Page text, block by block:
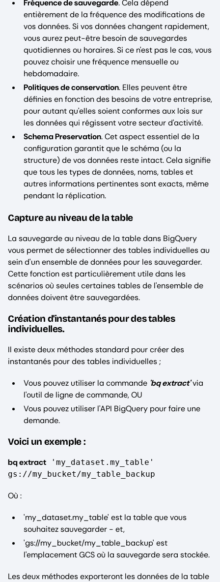
Fréquence de sauvegarde. Cela dépend
entièrement de la fréquence des modifications de
vos données. Si vos données changent rapidement,
vous aurez peut-être besoin de sauvegardes
quotidiennes ou horaires. Si ce n'est pas le cas, vous
pouvez choisir une fréquence mensuelle ou
hebdomadaire.
Politiques de conservation. Elles peuvent être
définies en fonction des besoins de votre entreprise,
pour autant qu'elles soient conformes aux lois sur
les données qui régissent votre secteur d'activité.
Schema Preservation. Cet aspect essentiel de la
configuration garantit que le schéma (ou la
structure) de vos données reste intact. Cela signifie
que tous les types de données, noms, tables et
autres informations pertinentes sont exacts, même
pendant la réplication.
Capture au niveau de la table
La sauvegarde au niveau de la table dans BigQuery
vous permet de sélectionner des tables individuelles au
sein d'un ensemble de données pour les sauvegarder.
Cette fonction est particulièrement utile dans les
scénarios où seules certaines tables de l'ensemble de
données doivent être sauvegardées.
Création d'instantanés pour des tables
individuelles.
Il existe deux méthodes standard pour créer des
instantanés pour des tables individuelles ;
Vous pouvez utiliser la commande 'bq extract'via
l'outil de ligne de commande, OU
Vous pouvez utiliser l'API BigQuery pour faire une
demande.
Voici un exemple :
bq extract 'my_dataset.my_table'
gs://my_bucket/my_table_backup
Où :
'my_dataset.my_table' est la table que vous
souhaitez sauvegarder - et,
'gs://my_bucket/my_table_backup' est
l'emplacement GCS où la sauvegarde sera stockée.
Les deux méthodes exporteront les données de la table